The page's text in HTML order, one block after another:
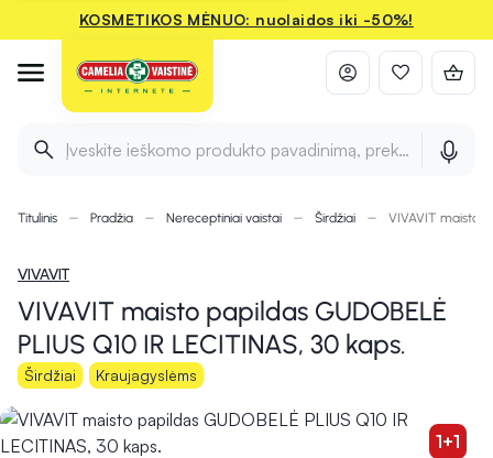
KOSMETIKOS MĖNUO: nuolaidos iki -50%!
Įveskite ieškomo produkto pavadinimą, prekės ženklą ir
Titulinis Pradžia Nereceptiniai vaistai Širdžiai VIVAVIT maisto
VIVAVIT
VIVAVIT maisto papildas GUDOBELĖ
PLIUS Q10 IR LECITINAS, 30 kaps.
Širdžiai Kraujagyslėms
1+1